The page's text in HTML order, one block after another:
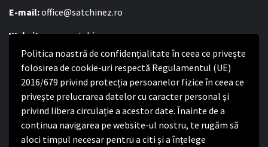
Politica noastră de confidențialitate în ceea ce privește
folosirea de cookie-uri respectă Regulamentul (UE)
2016/679 privind protecția persoanelor fizice în ceea ce
privește prelucrarea datelor cu caracter personal și
privind libera circulație a acestor date. Înainte de a
continua navigarea pe website-ul nostru, te rugăm să
aloci timpul necesar pentru a citi și a înțelege
E-mail:office@satchinez.ro
Website:www.satchinez.ro
Program cu publicul:
Luni – Joi:8:00-16:30
Vineri:8:00 – 14:00
Politica de confidențialitate